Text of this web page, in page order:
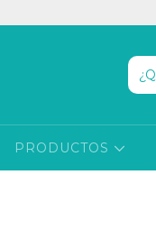
PRODUCTOS